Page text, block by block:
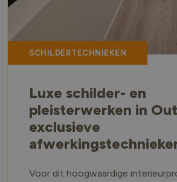
SCHILDERTECHNIEKEN
Luxe schilder- en
pleisterwerken in
exclusieve
Voor dit hoogwaardige